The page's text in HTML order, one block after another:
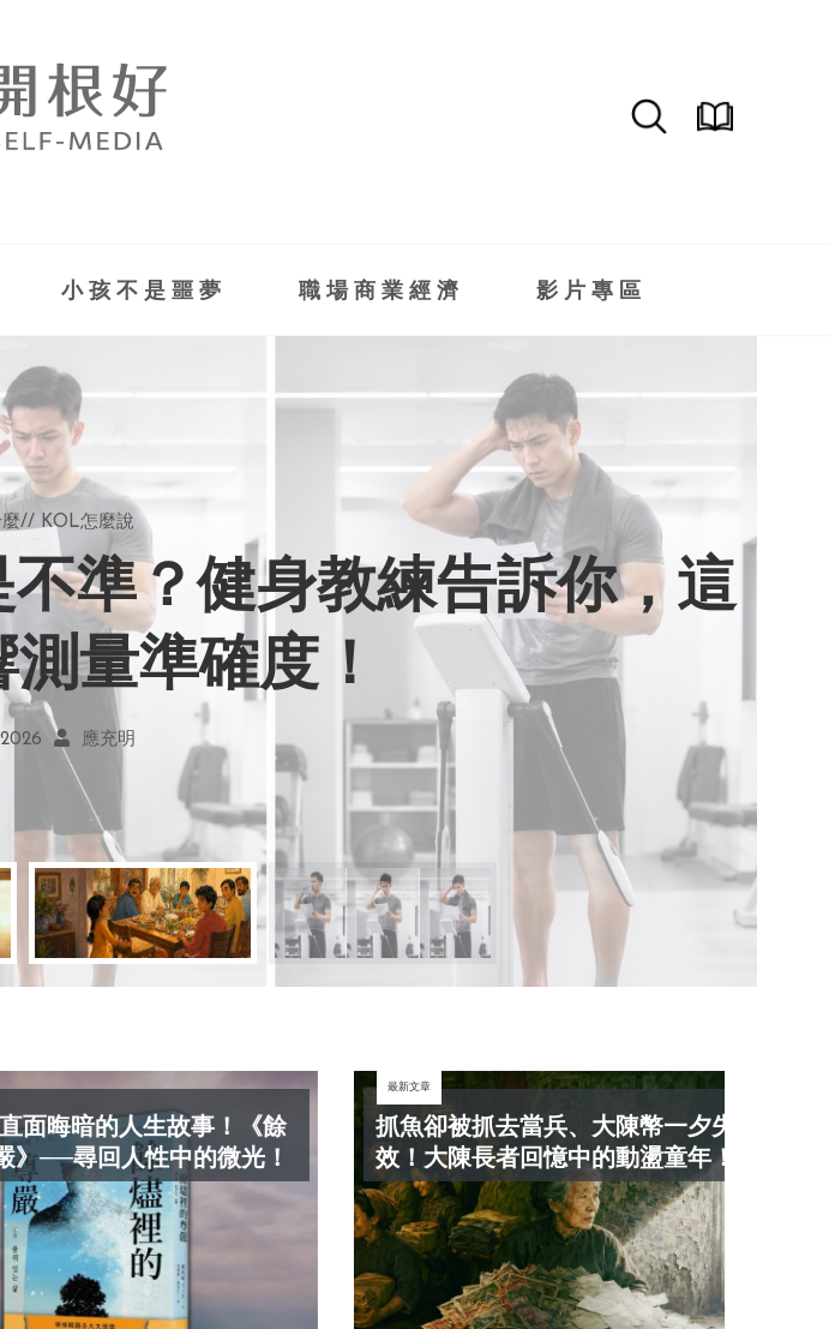
小孩不是噩夢 職場商業經濟 影片專區
//地球村發生的事
宮崎駿用七年證明：人腦
可取代
菲利浦．科特勒
//與自己和解
學會捨棄獎盃，活出當下
幸福
亞瑟．布魯克斯
量// 女力至上
家的星期六》看小女孩如
出第一步
不正田心
// KOL怎麼說
準？健身教練告訴你，這
量準確度！
應充明
的人生故事！《餘
回人性中的微光！
抓魚卻被抓去當兵、大陳幣一夕失
效！大陳長者回憶中的動盪童年！